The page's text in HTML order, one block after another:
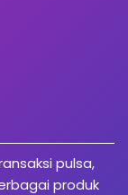
pulsa,
produk